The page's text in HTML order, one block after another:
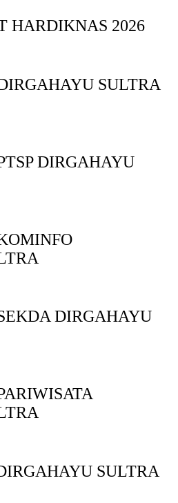
HARDIKNAS 2026
SULTRA
DIRGAHAYU
DIRGAHAYU
SULTRA